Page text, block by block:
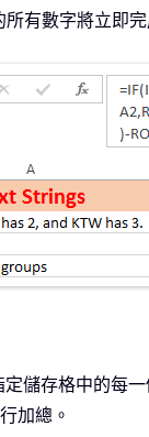
有數字將立即完
定儲存格中的每
加總。